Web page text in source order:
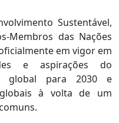
Sustentável,
Membros das Nações
em vigor em
e aspirações do
global para 2030 e
à volta de um